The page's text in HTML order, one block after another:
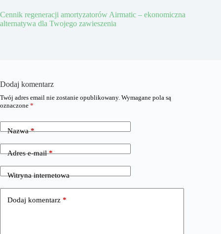
Cennik regeneracji amortyzatorów Airmatic – ekonomiczna
alternatywa dla Twojego zawieszenia
Dodaj komentarz
Twój adres email nie zostanie opublikowany. Wymagane pola są
oznaczone *
Nazwa*
Adres e-mail*
Witryna internetowa
Dodaj komentarz *